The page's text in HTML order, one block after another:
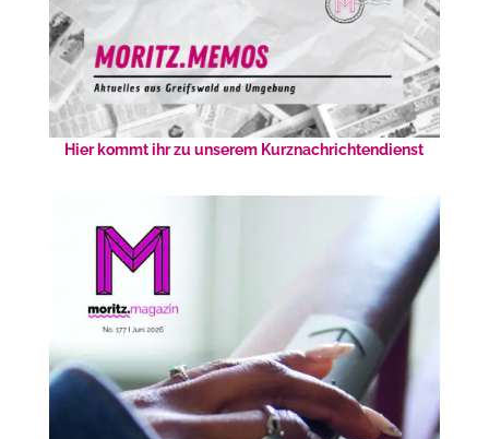
Hier kommt ihr zu unserem Kurznachrichtendienst